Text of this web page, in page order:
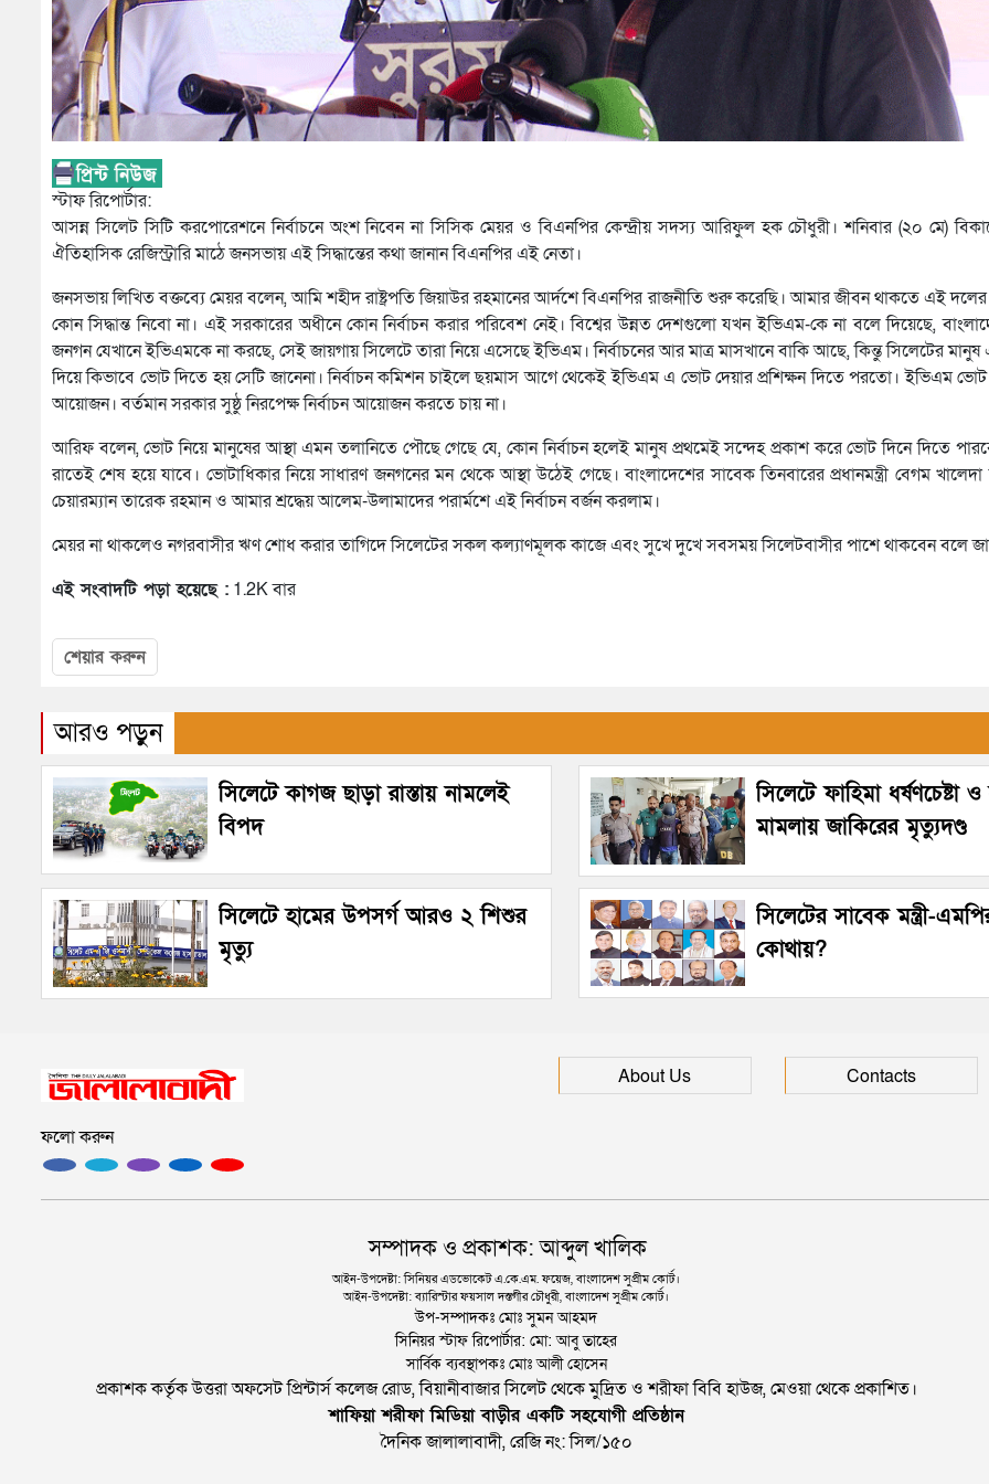
স্টাফ রিপোর্টার:
আসন্ন সিলেট সিটি করপোরেশনে নির্বাচনে অংশ নিবেন না সিসিক মেয়র ও বিএনপির কেন্দ্রীয় সদস্য আরিফুল হক চৌধুরী। শনিবার (২০ মে)
ঐতিহাসিক রেজিস্ট্রারি মাঠে জনসভায় এই সিদ্ধান্তের কথা জানান বিএনপির এই নেতা।
জনসভায় লিখিত বক্তব্যে মেয়র বলেন, আমি শহীদ রাষ্ট্রপতি জিয়াউর রহমানের আর্দশে বিএনপির রাজনীতি শুরু করেছি। আমার জীবন থাকতে এই
কোন সিদ্ধান্ত নিবো না। এই সরকারের অধীনে কোন নির্বাচন করার পরিবেশ নেই। বিশ্বের উন্নত দেশগুলো যখন ইভিএম-কে না বলে দিয়েছে,
জনগন যেখানে ইভিএমকে না করছে, সেই জায়গায় সিলেটে তারা নিয়ে এসেছে ইভিএম। নির্বাচনের আর মাত্র মাসখানে বাকি আছে, কিন্তু সিলেটের
দিয়ে কিভাবে ভোট দিতে হয় সেটি জানেনা। নির্বাচন কমিশন চাইলে ছয়মাস আগে থেকেই ইভিএম এ ভোট দেয়ার প্রশিক্ষন দিতে পরতো। ইভিএম
আয়োজন। বর্তমান সরকার সুষ্ঠু নিরপেক্ষ নির্বাচন আয়োজন করতে চায় না।
আরিফ বলেন, ভোট নিয়ে মানুষের আস্থা এমন তলানিতে পৌছে গেছে যে, কোন নির্বাচন হলেই মানুষ প্রথমেই সন্দেহ প্রকাশ করে ভোট দিনে দিতে
রাতেই শেষ হয়ে যাবে। ভোটাধিকার নিয়ে সাধারণ জনগনের মন থেকে আস্থা উঠেই গেছে। বাংলাদেশের সাবেক তিনবারের প্রধানমন্ত্রী বেগম খালেদা
চেয়ারম্যান তারেক রহমান ও আমার শ্রদ্ধেয় আলেম-উলামাদের পরার্মশে এই নির্বাচন বর্জন করলাম।
মেয়র না থাকলেও নগরবাসীর ঋণ শোধ করার তাগিদে সিলেটের সকল কল্যাণমূলক কাজে এবং সুখে দুখে সবসময় সিলেটবাসীর পাশে থাকবেন বলে
এই সংবাদটি পড়া হয়েছে : 1.2K বার
শেয়ার করুন
আরও পড়ুন
সিলেটে কাগজ ছাড়া রাস্তায় নামলেই
বিপদ
সিলেটে ফাহিমা ধর্ষণচেষ্টা ও
মামলায় জাকিরের মৃত্যুদণ্ড
সিলেটে হামের উপসর্গ আরও ২ শিশুর
মৃত্যু
সিলেটের সাবেক মন্ত্রী-
কোথায়?
ফলো করুন
About Us Contacts
সম্পাদক ও প্রকাশক: আব্দুল খালিক
আইন-উপদেষ্টা: সিনিয়র এডভোকেট এ.কে.এম. ফয়েজ, বাংলাদেশ সুপ্রীম কোর্ট।
আইন-উপদেষ্টা: ব্যারিস্টার ফয়সাল দস্তগীর চৌধুরী, বাংলাদেশ সুপ্রীম কোর্ট।
উপ-সম্পাদকঃ মোঃ সুমন আহমদ
সিনিয়র স্টাফ রিপোর্টার: মো: আবু তাহের
সার্বিক ব্যবস্থাপকঃ মোঃ আলী হোসেন
প্রকাশক কর্তৃক উত্তরা অফসেট প্রিন্টার্স কলেজ রোড, বিয়ানীবাজার সিলেট থেকে মুদ্রিত ও শরীফা বিবি হাউজ, মেওয়া থেকে প্রকাশিত।
শাফিয়া শরীফা মিডিয়া বাড়ীর একটি সহযোগী প্রতিষ্ঠান
দৈনিক জালালাবাদী, রেজি নং: সিল/১৫০